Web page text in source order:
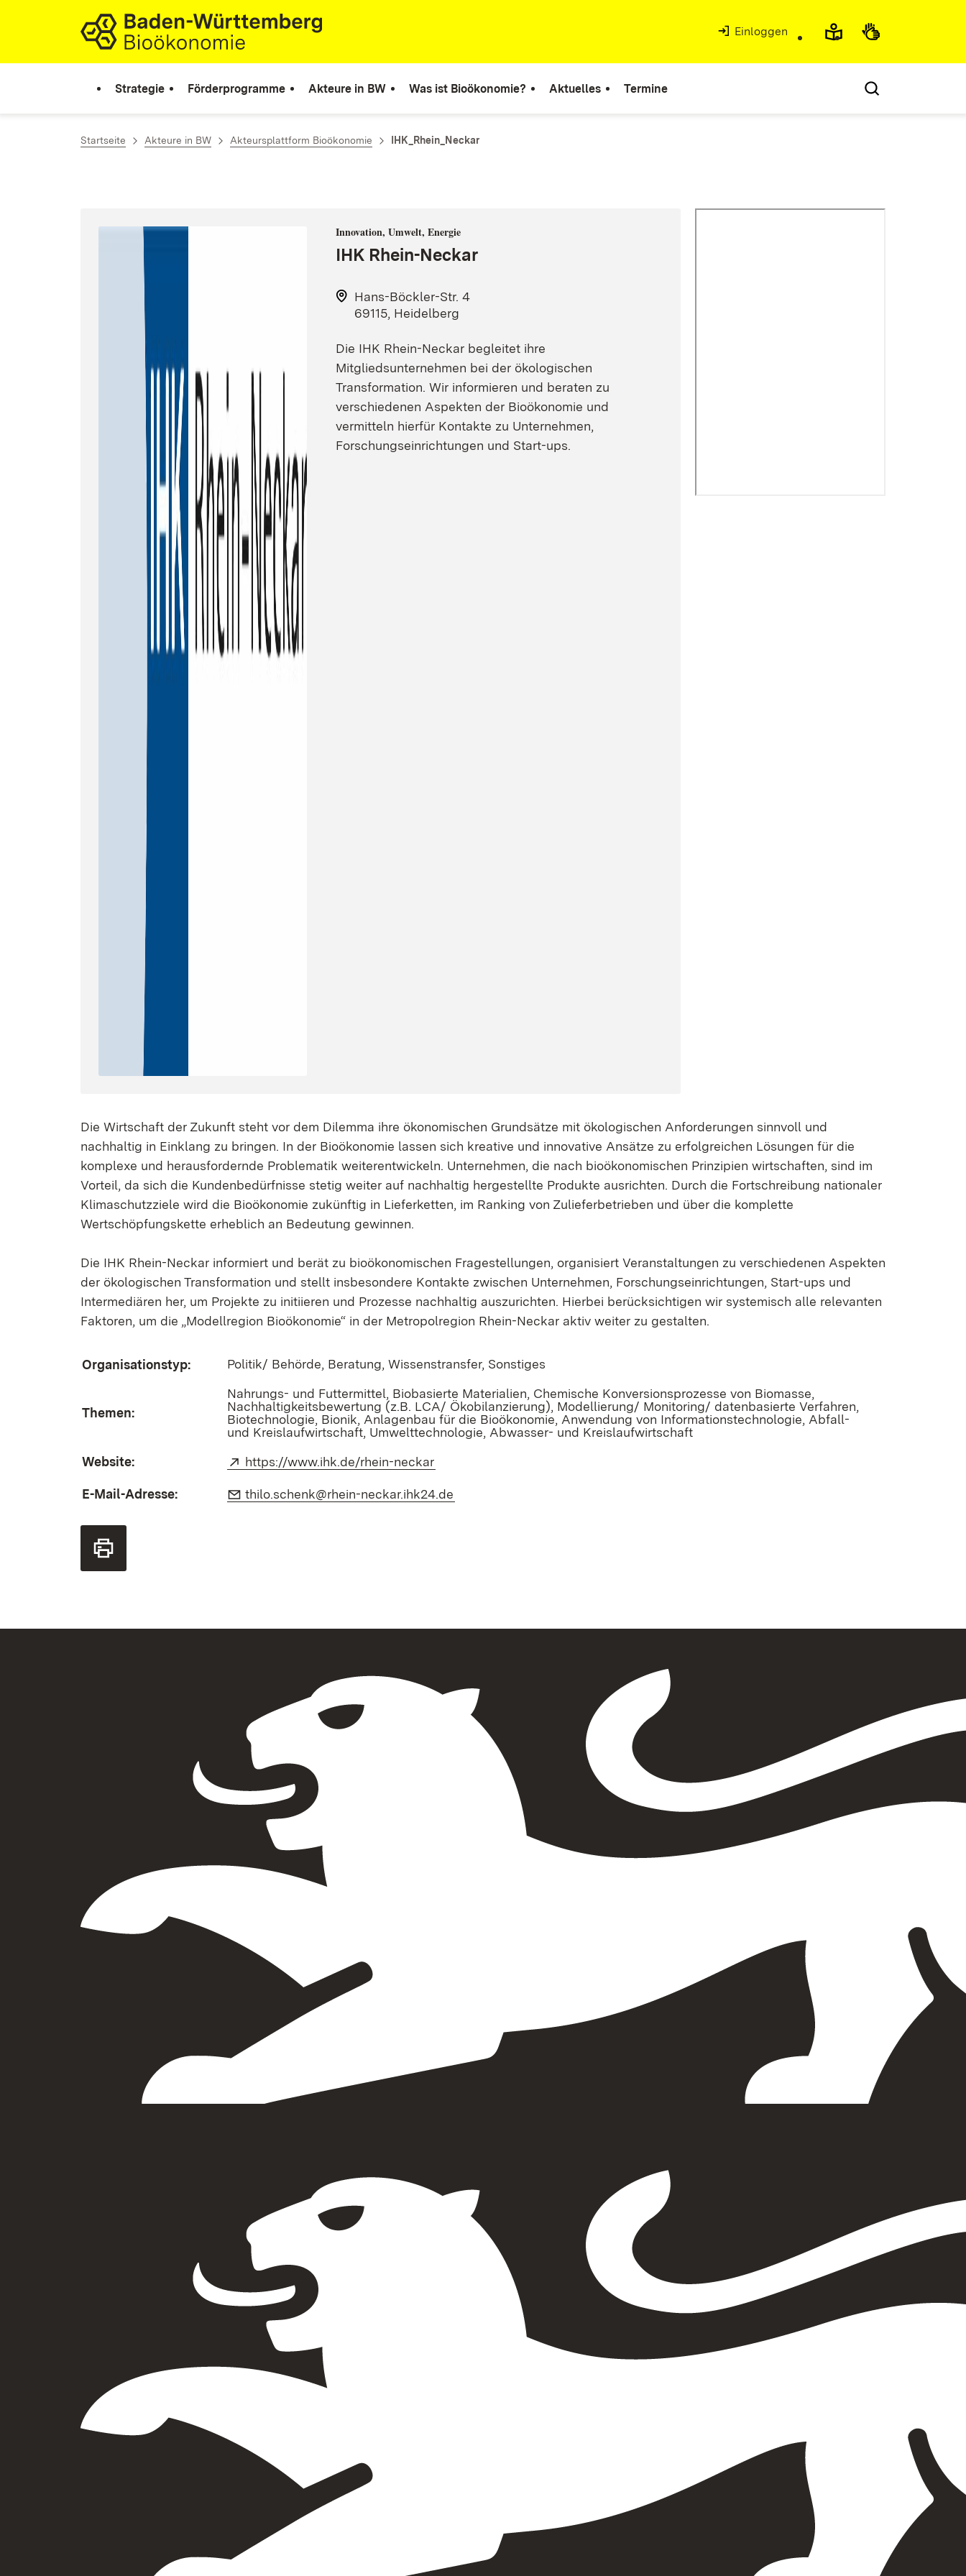
Zum Inhalt springen
Link zur Startseite
Einloggen
Strategie Förderprogramme Akteure in BW Was ist Bioökonomie? Aktuelles Termine
Startseite Akteure in BW Akteursplattform Bioökonomie IHK_Rhein_Neckar
Innovation, Umwelt, Energie
IHK Rhein-Neckar
Hans-Böckler-Str. 4
69115, Heidelberg
Die IHK Rhein-Neckar begleitet ihre
Mitgliedsunternehmen bei der ökologischen
Transformation. Wir informieren und beraten zu
verschiedenen Aspekten der Bioökonomie und
vermitteln hierfür Kontakte zu Unternehmen,
Forschungseinrichtungen und Start-ups.
Die Wirtschaft der Zukunft steht vor dem Dilemma ihre ökonomischen Grundsätze mit ökologischen Anforderungen sinnvoll und
nachhaltig in Einklang zu bringen. In der Bioökonomie lassen sich kreative und innovative Ansätze zu erfolgreichen Lösungen für die
komplexe und herausfordernde Problematik weiterentwickeln. Unternehmen, die nach bioökonomischen Prinzipien wirtschaften, sind im
Vorteil, da sich die Kundenbedürfnisse stetig weiter auf nachhaltig hergestellte Produkte ausrichten. Durch die Fortschreibung nationaler
Klimaschutzziele wird die Bioökonomie zukünftig in Lieferketten, im Ranking von Zulieferbetrieben und über die komplette
Wertschöpfungskette erheblich an Bedeutung gewinnen.
Die IHK Rhein-Neckar informiert und berät zu bioökonomischen Fragestellungen, organisiert Veranstaltungen zu verschiedenen Aspekten
der ökologischen Transformation und stellt insbesondere Kontakte zwischen Unternehmen, Forschungseinrichtungen, Start-ups und
Intermediären her, um Projekte zu initiieren und Prozesse nachhaltig auszurichten. Hierbei berücksichtigen wir systemisch alle relevanten
Faktoren, um die „Modellregion Bioökonomie“ in der Metropolregion Rhein-Neckar aktiv weiter zu gestalten.
Organisationstyp: Politik/ Behörde, Beratung, Wissenstransfer, Sonstiges
Themen:
Nahrungs- und Futtermittel, Biobasierte Materialien, Chemische Konversionsprozesse von Biomasse,
Nachhaltigkeitsbewertung (z.B. LCA/ Ökobilanzierung), Modellierung/ Monitoring/ datenbasierte Verfahren,
Biotechnologie, Bionik, Anlagenbau für die Bioökonomie, Anwendung von Informationstechnologie, Abfall-
und Kreislaufwirtschaft, Umwelttechnologie, Abwasser- und Kreislaufwirtschaft
Website:
Extern:
https://www.ihk.de/rhein-neckar
E-Mail-Adresse: E-Mail:
thilo.schenk@rhein-neckar.ihk24.de